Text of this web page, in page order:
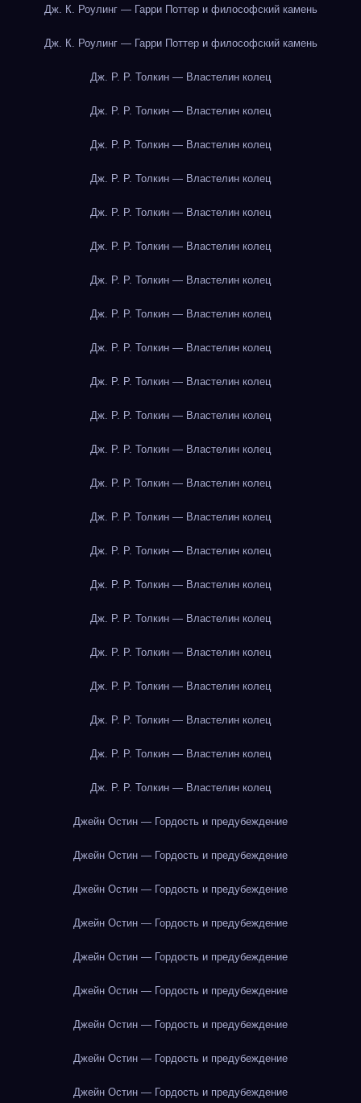
Дж. К. Роулинг — Гарри Поттер и философский камень
Дж. К. Роулинг — Гарри Поттер и философский камень
Дж. Р. Р. Толкин — Властелин колец
Дж. Р. Р. Толкин — Властелин колец
Дж. Р. Р. Толкин — Властелин колец
Дж. Р. Р. Толкин — Властелин колец
Дж. Р. Р. Толкин — Властелин колец
Дж. Р. Р. Толкин — Властелин колец
Дж. Р. Р. Толкин — Властелин колец
Дж. Р. Р. Толкин — Властелин колец
Дж. Р. Р. Толкин — Властелин колец
Дж. Р. Р. Толкин — Властелин колец
Дж. Р. Р. Толкин — Властелин колец
Дж. Р. Р. Толкин — Властелин колец
Дж. Р. Р. Толкин — Властелин колец
Дж. Р. Р. Толкин — Властелин колец
Дж. Р. Р. Толкин — Властелин колец
Дж. Р. Р. Толкин — Властелин колец
Дж. Р. Р. Толкин — Властелин колец
Дж. Р. Р. Толкин — Властелин колец
Дж. Р. Р. Толкин — Властелин колец
Дж. Р. Р. Толкин — Властелин колец
Дж. Р. Р. Толкин — Властелин колец
Дж. Р. Р. Толкин — Властелин колец
Джейн Остин — Гордость и предубеждение
Джейн Остин — Гордость и предубеждение
Джейн Остин — Гордость и предубеждение
Джейн Остин — Гордость и предубеждение
Джейн Остин — Гордость и предубеждение
Джейн Остин — Гордость и предубеждение
Джейн Остин — Гордость и предубеждение
Джейн Остин — Гордость и предубеждение
Джейн Остин — Гордость и предубеждение